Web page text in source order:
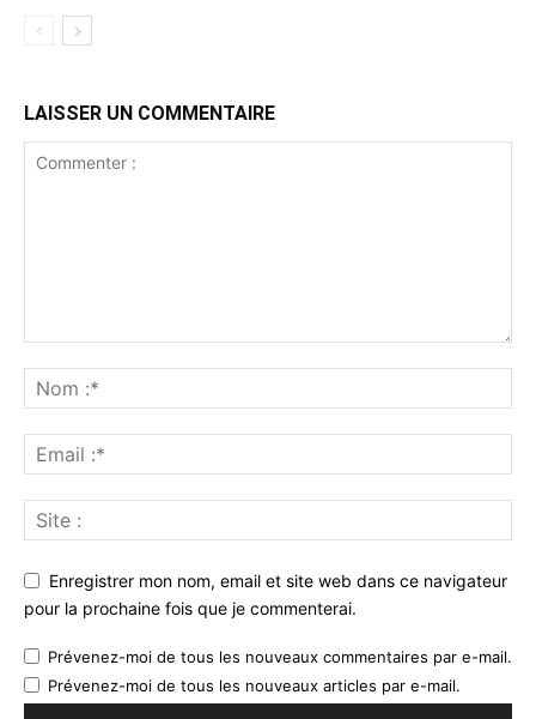
LAISSER UN COMMENTAIRE
Enregistrer mon nom, email et site web dans ce navigateur
pour la prochaine fois que je commenterai.
Prévenez-moi de tous les nouveaux commentaires par e-mail.
Prévenez-moi de tous les nouveaux articles par e-mail.